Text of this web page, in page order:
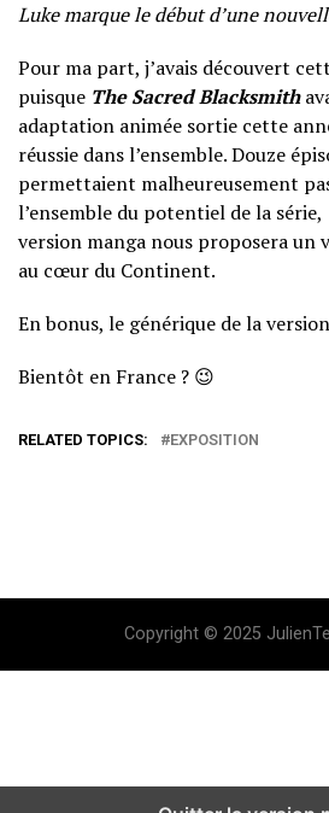
Luke marque le début d’une
Pour ma part, j’avais découvert
puisque The Sacred Blacksmith
adaptation animée sortie cette
réussie dans l’ensemble. Douze
permettaient malheureusement
l’ensemble du potentiel de la
version manga nous proposera un
au cœur du Continent.
En bonus, le générique de la
Bientôt en France ? 😉
RELATED TOPICS: EXPOSITION
Copyright © 2025